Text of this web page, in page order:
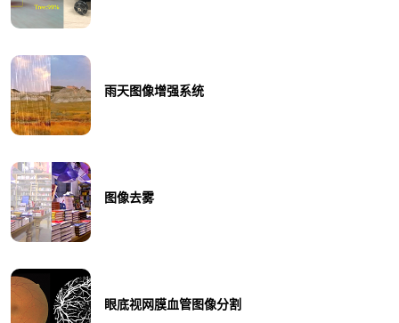
雨天图像增强系统
图像去雾
眼底视网膜血管图像分割